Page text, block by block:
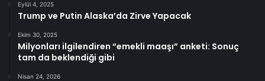
Eylül 4, 2025
Trump ve Putin Alaska’da Zirve Yapacak
Ekim 30, 2025
Milyonları ilgilendiren “emekli maaşı” anketi: Sonuç
tam da beklendiği gibi
Nisan 24, 2026